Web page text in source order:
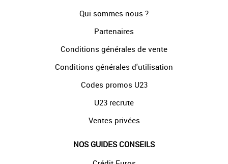
Qui sommes-nous ?
Partenaires
Conditions générales de vente
Conditions générales d'utilisation
Codes promos U23
U23 recrute
Ventes privées
NOS GUIDES CONSEILS